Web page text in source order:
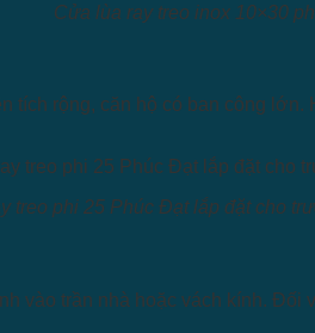
Cửa lùa ray treo inox 10×30
rộng, căn hộ có ban công
treo phi 25 Phúc Đạt lắp đặt cho
vào trần nhà hoặc vách kính.